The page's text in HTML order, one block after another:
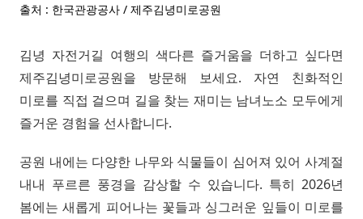
출처 : 한국관광공사 / 제주김녕미로공원
김녕 자전거길 여행의 색다른 즐거움을 더하고 싶다면
제주김녕미로공원을 방문해 보세요. 자연 친화적인
미로를 직접 걸으며 길을 찾는 재미는 남녀노소 모두에게
즐거운 경험을 선사합니다.
공원 내에는 다양한 나무와 식물들이 심어져 있어 사계절
내내 푸르른 풍경을 감상할 수 있습니다. 특히 2026년
봄에는 새롭게 피어나는 꽃들과 싱그러운 잎들이 미로를